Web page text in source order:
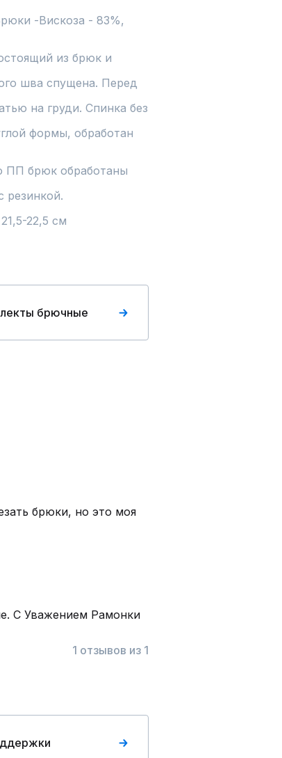
-Вискоза - 83%,
из брюк и
шва спущена. Перед
на груди. Спинка без
формы, обработан
ПП брюк обработаны
резинкой.
22,5 см
брючные
брюки, но это моя
С Уважением Рамонки
1 отзывов из 1